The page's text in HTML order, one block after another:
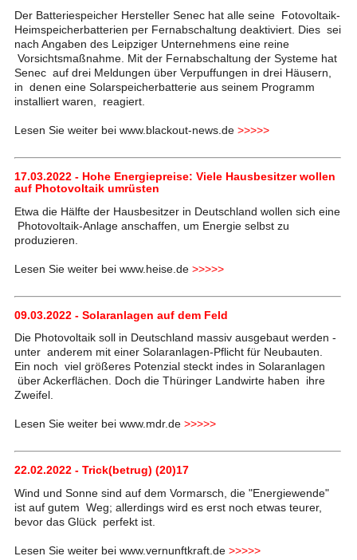
Der Batteriespeicher Hersteller Senec hat alle seine Fotovoltaik-
Heimspeicherbatterien per Fernabschaltung deaktiviert. Dies sei
nach Angaben des Leipziger Unternehmens eine reine
Vorsichtsmaßnahme. Mit der Fernabschaltung der Systeme hat
Senec auf drei Meldungen über Verpuffungen in drei Häusern,
in denen eine Solarspeicherbatterie aus seinem Programm
installiert waren, reagiert.
Lesen Sie weiter bei www.blackout-news.de >>>>>
17.03.2022 - Hohe Energiepreise: Viele Hausbesitzer wollen
auf Photovoltaik umrüsten
Etwa die Hälfte der Hausbesitzer in Deutschland wollen sich eine
Photovoltaik-Anlage anschaffen, um Energie selbst zu
produzieren.
Lesen Sie weiter bei www.heise.de >>>>>
09.03.2022 - Solaranlagen auf dem Feld
Die Photovoltaik soll in Deutschland massiv ausgebaut werden -
unter anderem mit einer Solaranlagen-Pflicht für Neubauten.
Ein noch viel größeres Potenzial steckt indes in Solaranlagen
über Ackerflächen. Doch die Thüringer Landwirte haben ihre
Zweifel.
Lesen Sie weiter bei www.mdr.de >>>>>
22.02.2022 - Trick(betrug) (20)17
Wind und Sonne sind auf dem Vormarsch, die "Energiewende"
ist auf gutem Weg; allerdings wird es erst noch etwas teurer,
bevor das Glück perfekt ist.
Lesen Sie weiter bei www.vernunftkraft.de >>>>>